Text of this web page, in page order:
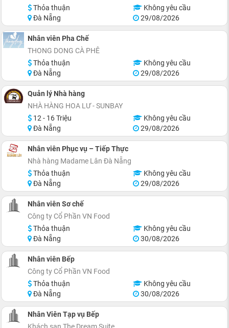
Thỏa thuận
Không yêu cầu
Đà Nẵng
29/08/2026
Nhân viên Pha Chế
THONG DONG CÀ PHÊ
Thỏa thuận
Không yêu cầu
Đà Nẵng
29/08/2026
Quản lý Nhà hàng
NHÀ HÀNG HOA LƯ - SUNBAY
12 - 16 Triệu
Không yêu cầu
Đà Nẵng
29/08/2026
Nhân viên Phục vụ – Tiếp Thực
Nhà hàng Madame Lân Đà Nẵng
Thỏa thuận
Không yêu cầu
Đà Nẵng
29/08/2026
Nhân viên Sơ chế
Công ty Cổ Phần VN Food
Thỏa thuận
Không yêu cầu
Đà Nẵng
30/08/2026
Nhân viên Bếp
Công ty Cổ Phần VN Food
Thỏa thuận
Không yêu cầu
Đà Nẵng
30/08/2026
Nhân Viên Tạp vụ Bếp